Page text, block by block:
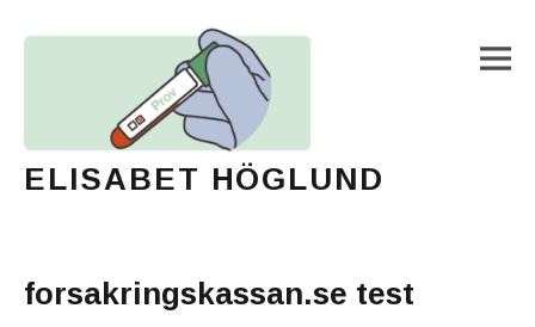
ELISABET HÖGLUND
forsakringskassan.se test